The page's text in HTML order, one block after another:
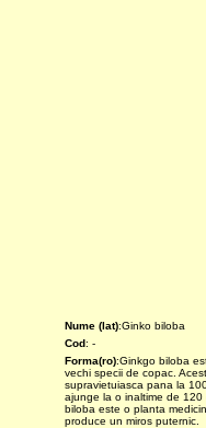
Nume (lat):Ginko biloba
Cod: -
Forma(ro):Ginkgo biloba
vechi specii de copac.
supravietuiasca pana la
ajunge la o inaltime de 120
biloba este o planta
produce un miros puternic.